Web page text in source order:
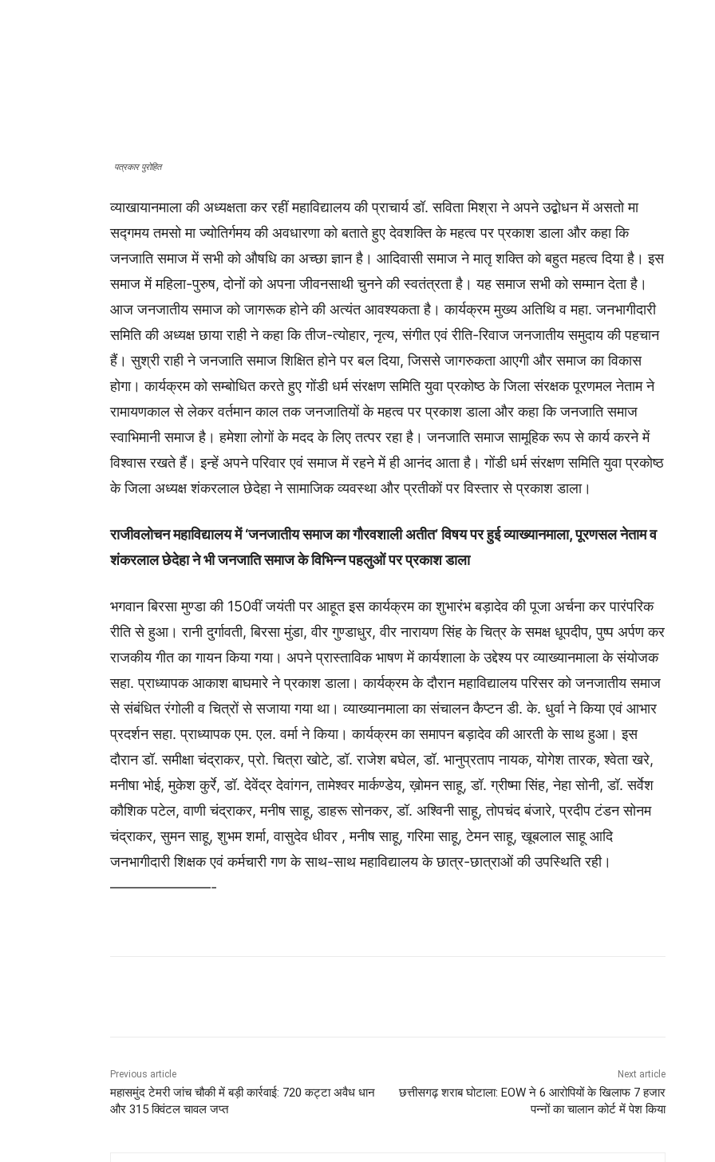
पत्रकार पुरोहित
व्याखायानमाला की अध्यक्षता कर रहीं महाविद्यालय की प्राचार्य डॉ. सविता मिश्रा ने अपने उद्बोधन में असतो मा
सद्गमय तमसो मा ज्योतिर्गमय की अवधारणा को बताते हुए देवशक्ति के महत्व पर प्रकाश डाला और कहा कि
जनजाति समाज में सभी को औषधि का अच्छा ज्ञान है। आदिवासी समाज ने मातृ शक्ति को बहुत महत्व दिया है। इस
समाज में महिला-पुरुष, दोनों को अपना जीवनसाथी चुनने की स्वतंत्रता है। यह समाज सभी को सम्मान देता है।
आज जनजातीय समाज को जागरूक होने की अत्यंत आवश्यकता है। कार्यक्रम मुख्य अतिथि व महा. जनभागीदारी
समिति की अध्यक्ष छाया राही ने कहा कि तीज-त्योहार, नृत्य, संगीत एवं रीति-रिवाज जनजातीय समुदाय की पहचान
हैं। सुश्री राही ने जनजाति समाज शिक्षित होने पर बल दिया, जिससे जागरुकता आएगी और समाज का विकास
होगा। कार्यक्रम को सम्बोधित करते हुए गोंडी धर्म संरक्षण समिति युवा प्रकोष्ठ के जिला संरक्षक पूरणमल नेताम ने
रामायणकाल से लेकर वर्तमान काल तक जनजातियों के महत्व पर प्रकाश डाला और कहा कि जनजाति समाज
स्वाभिमानी समाज है। हमेशा लोगों के मदद के लिए तत्पर रहा है। जनजाति समाज सामूहिक रूप से कार्य करने में
विश्वास रखते हैं। इन्हें अपने परिवार एवं समाज में रहने में ही आनंद आता है। गोंडी धर्म संरक्षण समिति युवा प्रकोष्ठ
के जिला अध्यक्ष शंकरलाल छेदेहा ने सामाजिक व्यवस्था और प्रतीकों पर विस्तार से प्रकाश डाला।
राजीवलोचन महाविद्यालय में ‘जनजातीय समाज का गौरवशाली अतीत’ विषय पर हुई व्याख्यानमाला, पूरणसल नेताम व
शंकरलाल छेदेहा ने भी जनजाति समाज के विभिन्न पहलुओं पर प्रकाश डाला
भगवान बिरसा मुण्डा की 150वीं जयंती पर आहूत इस कार्यक्रम का शुभारंभ बड़ादेव की पूजा अर्चना कर पारंपरिक
रीति से हुआ। रानी दुर्गावती, बिरसा मुंडा, वीर गुण्डाधुर, वीर नारायण सिंह के चित्र के समक्ष धूपदीप, पुष्प अर्पण कर
राजकीय गीत का गायन किया गया। अपने प्रास्ताविक भाषण में कार्यशाला के उद्देश्य पर व्याख्यानमाला के संयोजक
सहा. प्राध्यापक आकाश बाघमारे ने प्रकाश डाला। कार्यक्रम के दौरान महाविद्यालय परिसर को जनजातीय समाज
से संबंधित रंगोली व चित्रों से सजाया गया था। व्याख्यानमाला का संचालन कैप्टन डी. के. धुर्वा ने किया एवं आभार
प्रदर्शन सहा. प्राध्यापक एम. एल. वर्मा ने किया। कार्यक्रम का समापन बड़ादेव की आरती के साथ हुआ। इस
दौरान डॉ. समीक्षा चंद्राकर, प्रो. चित्रा खोटे, डॉ. राजेश बघेल, डॉ. भानुप्रताप नायक, योगेश तारक, श्वेता खरे,
मनीषा भोई, मुकेश कुर्रे, डॉ. देवेंद्र देवांगन, तामेश्वर मार्कण्डेय, ख़ोमन साहू, डॉ. ग्रीष्मा सिंह, नेहा सोनी, डॉ. सर्वेश
कौशिक पटेल, वाणी चंद्राकर, मनीष साहू, डाहरू सोनकर, डॉ. अश्विनी साहू, तोपचंद बंजारे, प्रदीप टंडन सोनम
चंद्राकर, सुमन साहू, शुभम शर्मा, वासुदेव धीवर , मनीष साहू, गरिमा साहू, टेमन साहू, खूबलाल साहू आदि
जनभागीदारी शिक्षक एवं कर्मचारी गण के साथ-साथ महाविद्यालय के छात्र-छात्राओं की उपस्थिति रही।
———————-
Previous article
महासमुंद टेमरी जांच चौकी में बड़ी कार्रवाई: 720 कट्टा अवैध धान
और 315 क्विंटल चावल जप्त
Next article
छत्तीसगढ़ शराब घोटाला: EOW ने 6 आरोपियों के खिलाफ 7 हजार
पन्नों का चालान कोर्ट में पेश किया